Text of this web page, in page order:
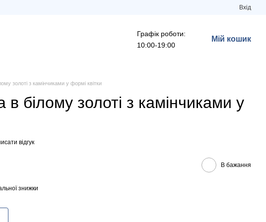
Вхід
Графік роботи:
10:00-19:00
Мій кошик
золоті з камінчиками у формі квітки
білому золоті з камінчиками у
відгук
В бажання
знижки